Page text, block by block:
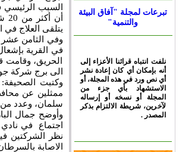
السبب الرئيسي
يتلقى العلاج
وفي الثامن عشر
في القرية
الحريق، وقامت
الى برج شركة
وكتبت
ممثلين عن
سلمان، وعدد من
وأوضح جمال
اجتماع في
نظر الشركتين
الاصابة
تبرعات لمجلة "آفاق البيئة
والتنمية"
نلفت انتباه قرائنا الأعزاء
إلى
أنه بإمكان أي كان إعادة نشر
أي نص ورد في هذه المجلة، أو
الاستشهاد بأي جزء من
المجلة أو نسخه أو إرساله
لآخرين، شريطة الالتزام بذكر
المصدر .